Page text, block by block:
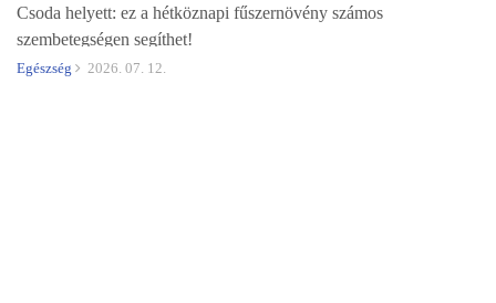
Csoda helyett: ez a hétköznapi fűszernövény számos
szembetegségen segíthet!
Egészség 2026. 07. 12.